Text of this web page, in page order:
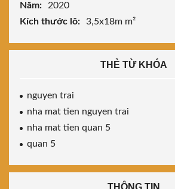
Năm:
2020
Kích thước lô:
3,5x18m m²
THẺ TỪ KHÓA
nguyen trai
nha mat tien nguyen trai
nha mat tien quan 5
quan 5